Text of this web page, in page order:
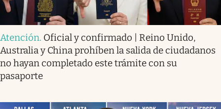
Atención. Oficial y confirmado | Reino Unido,
Australia y China prohíben la salida de ciudadanos
no hayan completado este trámite con su
pasaporte